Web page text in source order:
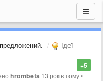
Ідеї
+5
hrombeta 13 років тому•